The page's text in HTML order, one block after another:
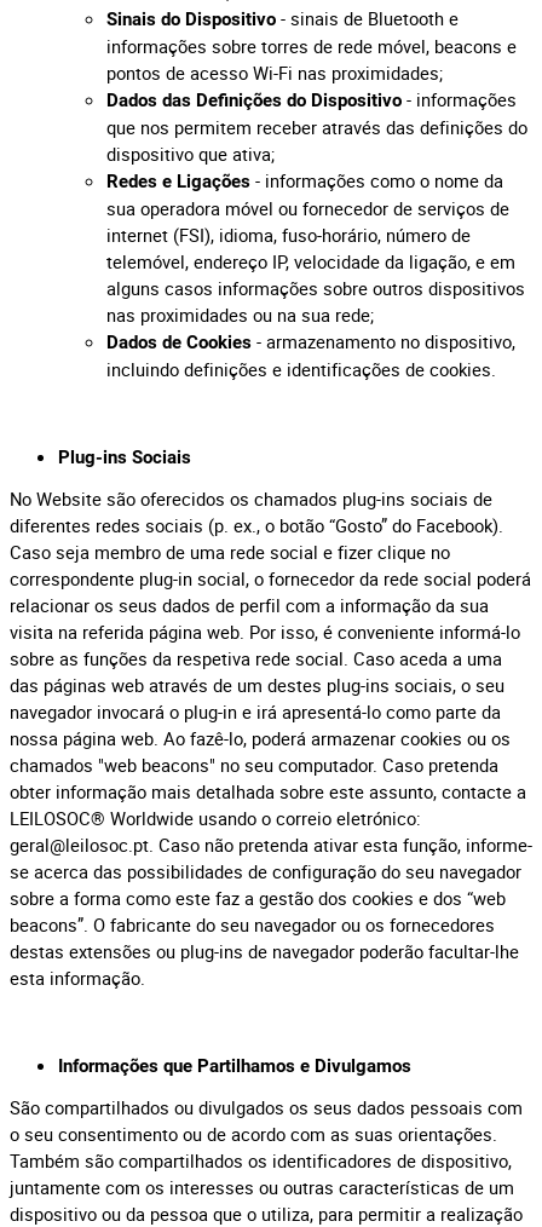
Sinais do Dispositivo - sinais de Bluetooth e
informações sobre torres de rede móvel, beacons e
pontos de acesso Wi-Fi nas proximidades;
Dados das Definições do Dispositivo - informações
que nos permitem receber através das definições do
dispositivo que ativa;
Redes e Ligações - informações como o nome da
sua operadora móvel ou fornecedor de serviços de
internet (FSI), idioma, fuso-horário, número de
telemóvel, endereço IP, velocidade da ligação, e em
alguns casos informações sobre outros dispositivos
nas proximidades ou na sua rede;
Dados de Cookies - armazenamento no dispositivo,
incluindo definições e identificações de cookies.
Plug-ins Sociais
No Website são oferecidos os chamados plug-ins sociais de
diferentes redes sociais (p. ex., o botão “Gosto” do Facebook).
Caso seja membro de uma rede social e fizer clique no
correspondente plug-in social, o fornecedor da rede social poderá
relacionar os seus dados de perfil com a informação da sua
visita na referida página web. Por isso, é conveniente informá-lo
sobre as funções da respetiva rede social. Caso aceda a uma
das páginas web através de um destes plug-ins sociais, o seu
navegador invocará o plug-in e irá apresentá-lo como parte da
nossa página web. Ao fazê-lo, poderá armazenar cookies ou os
chamados "web beacons" no seu computador. Caso pretenda
obter informação mais detalhada sobre este assunto, contacte a
LEILOSOC® Worldwide usando o correio eletrónico:
geral@leilosoc.pt. Caso não pretenda ativar esta função, informe-
se acerca das possibilidades de configuração do seu navegador
sobre a forma como este faz a gestão dos cookies e dos “web
beacons”. O fabricante do seu navegador ou os fornecedores
destas extensões ou plug-ins de navegador poderão facultar-lhe
esta informação.
Informações que Partilhamos e Divulgamos
São compartilhados ou divulgados os seus dados pessoais com
o seu consentimento ou de acordo com as suas orientações.
Também são compartilhados os identificadores de dispositivo,
juntamente com os interesses ou outras características de um
dispositivo ou da pessoa que o utiliza, para permitir a realização